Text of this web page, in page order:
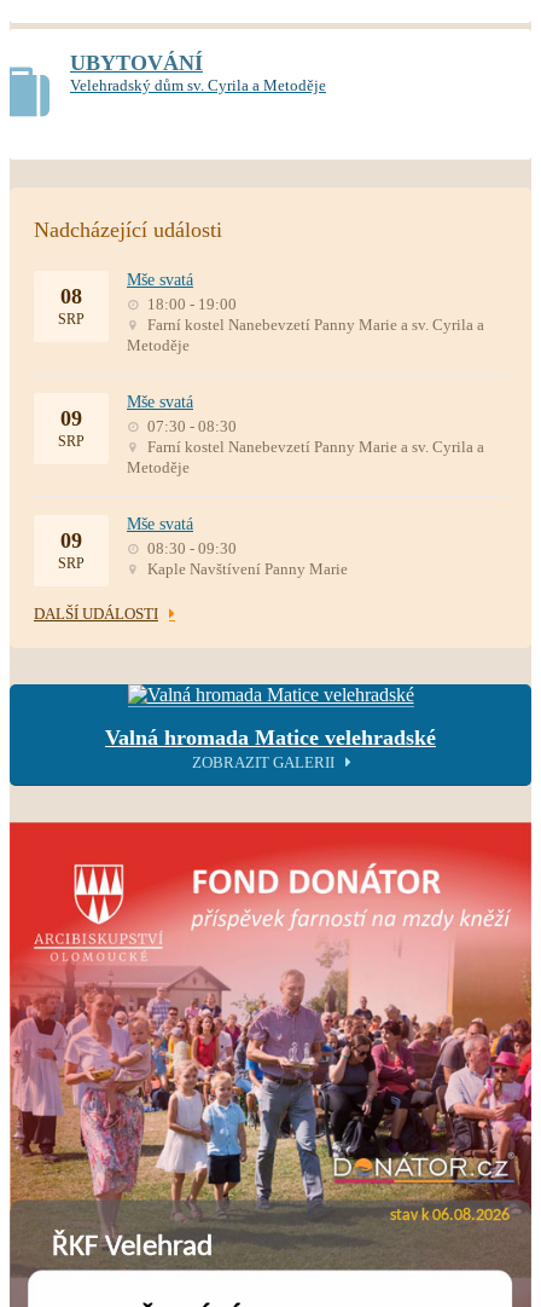
UBYTOVÁNÍ
Velehradský dům sv. Cyrila a Metoděje
Nadcházející události
08
SRP
Mše svatá
18:00 - 19:00
Farní kostel Nanebevzetí Panny Marie a sv. Cyrila a
Metoděje
09
SRP
Mše svatá
07:30 - 08:30
Farní kostel Nanebevzetí Panny Marie a sv. Cyrila a
Metoděje
09
SRP
Mše svatá
08:30 - 09:30
Kaple Navštívení Panny Marie
DALŠÍ UDÁLOSTI
Valná hromada Matice velehradské
ZOBRAZIT GALERII